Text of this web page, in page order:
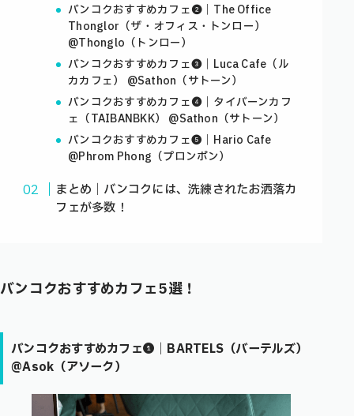
バンコクおすすめカフェ❷｜The Office
Thonglor（ザ・オフィス・トンロー）
@Thonglo（トンロー）
バンコクおすすめカフェ❸｜Luca Cafe（ル
カカフェ） @Sathon（サトーン）
バンコクおすすめカフェ❹｜タイバーンカフ
ェ（TAIBANBKK） @Sathon（サトーン）
バンコクおすすめカフェ❺｜Hario Cafe
@Phrom Phong（プロンポン）
まとめ｜バンコクには、洗練されたお洒落カ
フェが多数！
バンコクおすすめカフェ5選！
バンコクおすすめカフェ❶｜BARTELS（バーテルズ）
@Asok（アソーク）